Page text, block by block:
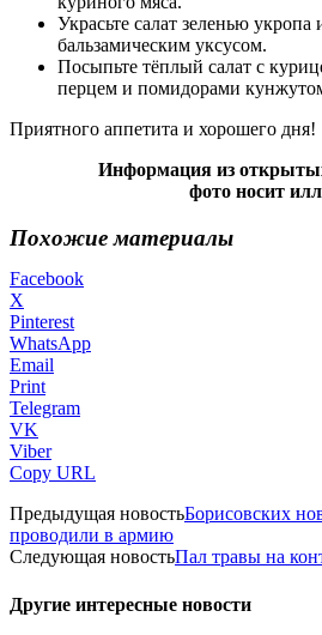
Украсьте салат зеленью укропа
бальзамическим уксусом.
Посыпьте тёплый салат с
перцем и помидорами
Приятного аппетита и хорошего дня!
Информация из
фото носит
Похожие материалы
Facebook
X
Pinterest
WhatsApp
Email
Print
Telegram
VK
Viber
Copy URL
Предыдущая новостьБорисовских
проводили в армию
Следующая новостьПал травы на
Другие интересные новости